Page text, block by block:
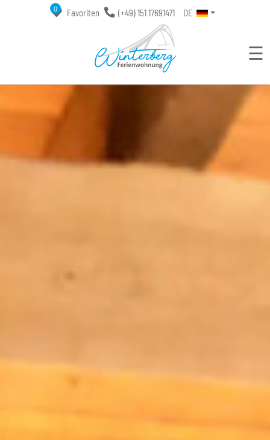
0 Favoriten (+49) 151 17691471 DE
☰